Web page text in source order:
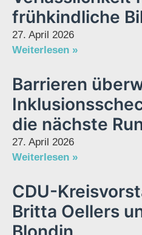
frühkindliche
27. April 2026
Weiterlesen »
Barrieren
die nächste
27. April 2026
Weiterlesen »
CDU-
Britta Oellers